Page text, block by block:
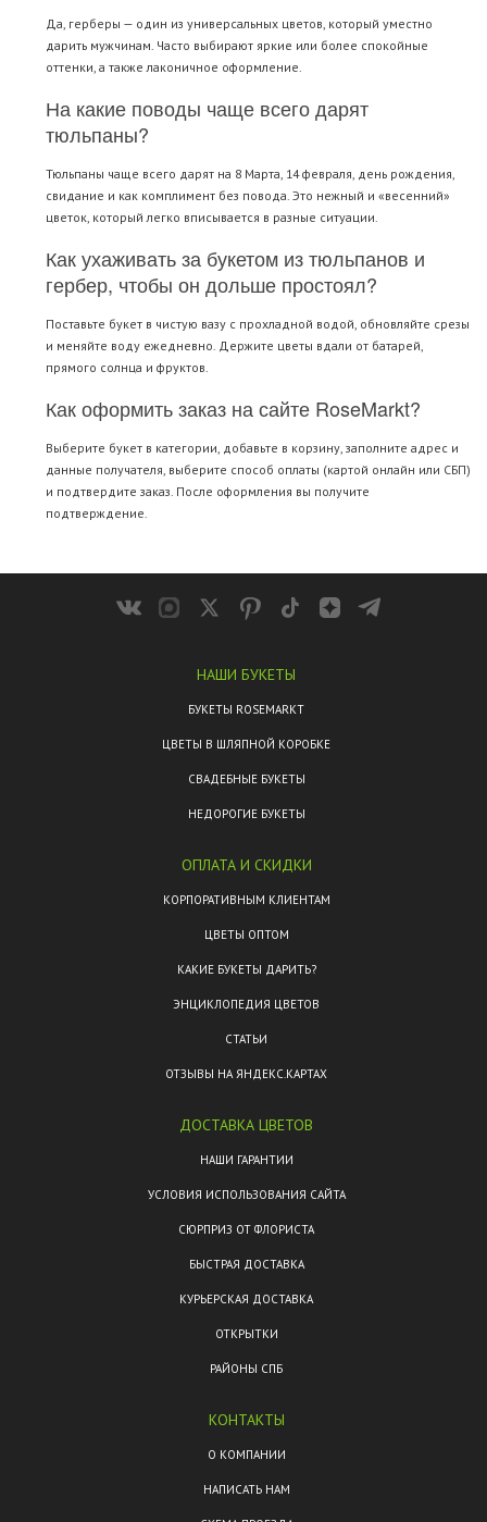
Да, герберы — один из универсальных цветов, который уместно
дарить мужчинам. Часто выбирают яркие или более спокойные
оттенки, а также лаконичное оформление.
На какие поводы чаще всего дарят
тюльпаны?
Тюльпаны чаще всего дарят на 8 Марта, 14 февраля, день рождения,
свидание и как комплимент без повода. Это нежный и «весенний»
цветок, который легко вписывается в разные ситуации.
Как ухаживать за букетом из тюльпанов и
гербер, чтобы он дольше простоял?
Поставьте букет в чистую вазу с прохладной водой, обновляйте срезы
и меняйте воду ежедневно. Держите цветы вдали от батарей,
прямого солнца и фруктов.
Как оформить заказ на сайте RoseMarkt?
Выберите букет в категории, добавьте в корзину, заполните адрес и
данные получателя, выберите способ оплаты (картой онлайн или СБП)
и подтвердите заказ. После оформления вы получите
подтверждение.
НАШИ БУКЕТЫ
БУКЕТЫ ROSEMARKT
ЦВЕТЫ В ШЛЯПНОЙ КОРОБКЕ
СВАДЕБНЫЕ БУКЕТЫ
НЕДОРОГИЕ БУКЕТЫ
ОПЛАТА И СКИДКИ
КОРПОРАТИВНЫМ КЛИЕНТАМ
ЦВЕТЫ ОПТОМ
КАКИЕ БУКЕТЫ ДАРИТЬ?
ЭНЦИКЛОПЕДИЯ ЦВЕТОВ
СТАТЬИ
ОТЗЫВЫ НА ЯНДЕКС.КАРТАХ
ДОСТАВКА ЦВЕТОВ
НАШИ ГАРАНТИИ
УСЛОВИЯ ИСПОЛЬЗОВАНИЯ САЙТА
СЮРПРИЗ ОТ ФЛОРИСТА
БЫСТРАЯ ДОСТАВКА
КУРЬЕРСКАЯ ДОСТАВКА
ОТКРЫТКИ
РАЙОНЫ СПБ
КОНТАКТЫ
О КОМПАНИИ
НАПИСАТЬ НАМ